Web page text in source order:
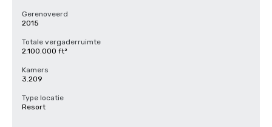
Gerenoveerd
2015
Totale vergaderruimte
2.100.000 ft²
Kamers
3.209
Type locatie
Resort